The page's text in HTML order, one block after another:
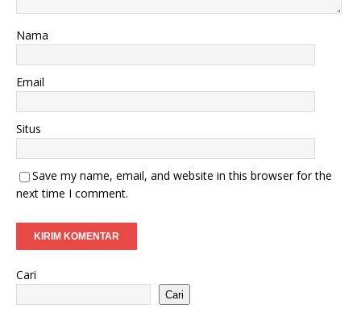
Nama
Email
Situs
Save my name, email, and website in this browser for the
next time I comment.
Cari
Cari